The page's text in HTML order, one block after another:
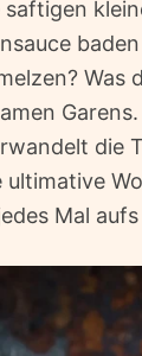
Was
die
ultimative
Mal